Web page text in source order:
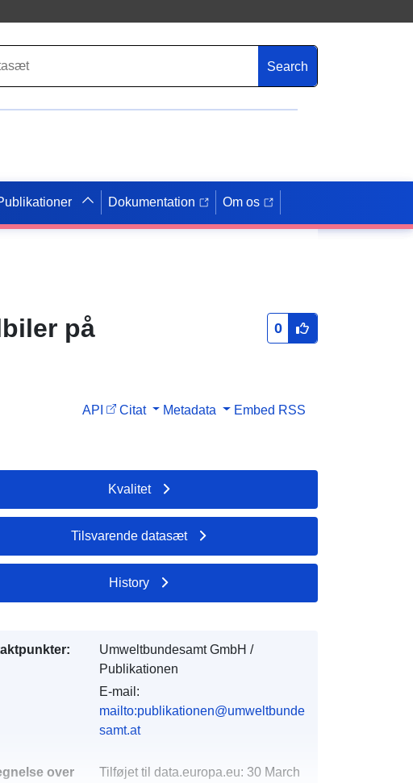
Search
Dokumentation Om os
på
0
API Citat Metadata Embed RSS
Kvalitet
Tilsvarende datasæt
History
Umweltbundesamt GmbH /
Publikationen
E-mail:
mailto:publikationen@umweltbunde
samt.at
over
Tilføjet til data.europa.eu: 30 March